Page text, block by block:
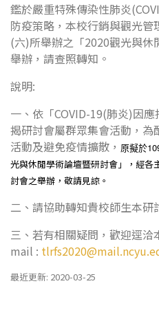
鑑於嚴重特殊傳染性肺炎
防疫策略，本校行銷與觀光
(六)所舉辦之 「2020觀光與休
舉辦，請查照轉知。
說明:
一、依「COVID-19(肺炎)因
揭研討會屬群眾集會活動，
活動及避免疫情擴散， 原擬於
光與休閒學術論壇暨研討會」，經各
討會之舉辦，敬請見諒。
二、請協助轉知貴校師生本研
三、若有相關疑問，歡迎逕
mail :
最近更新: 2020-03-25